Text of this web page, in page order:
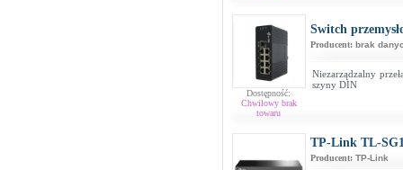
Dostępność:
Chwilowy brak
towaru
Switch
Producent: brak
Niezarządzalny
szyny DIN
TP-Link TL-
Producent: TP-Link